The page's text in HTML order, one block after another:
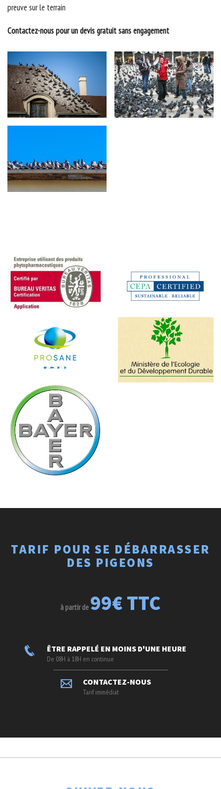
preuve sur le terrain
Contactez-nous pour un devis gratuit sans engagement
TARIF POUR SE DÉBARRASSER
DES PIGEONS
à partir de 99€ TTC
ÊTRE RAPPELÉ EN MOINS D'UNE HEURE
De 08H à 18H en continue
CONTACTEZ-NOUS
Tarif immédiat